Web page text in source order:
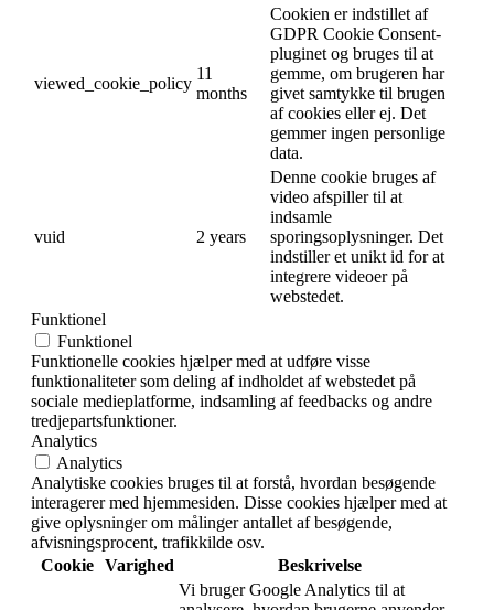
viewed_cookie_policy
11
months
Cookien er indstillet af
GDPR Cookie Consent-
pluginet og bruges til at
gemme, om brugeren har
givet samtykke til brugen
af cookies eller ej. Det
gemmer ingen personlige
data.
vuid 2 years
Denne cookie bruges af
video afspiller til at
indsamle
sporingsoplysninger. Det
indstiller et unikt id for at
integrere videoer på
webstedet.
Funktionel
Funktionel
Funktionelle cookies hjælper med at udføre visse
funktionaliteter som deling af indholdet af webstedet på
sociale medieplatforme, indsamling af feedbacks og andre
tredjepartsfunktioner.
Analytics
Analytics
Analytiske cookies bruges til at forstå, hvordan besøgende
interagerer med hjemmesiden. Disse cookies hjælper med at
give oplysninger om målinger antallet af besøgende,
afvisningsprocent, trafikkilde osv.
Cookie Varighed
Beskrivelse
Vi bruger Google Analytics til at